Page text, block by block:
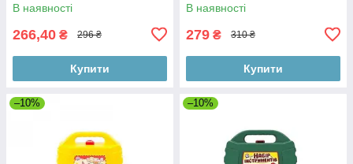
В наявності
266,40 ₴ 296 ₴
Купити
В наявності
279 ₴ 310 ₴
Купити
–10% –10%